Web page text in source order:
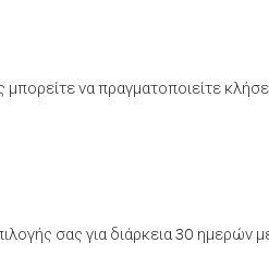
να πραγματοποιείτε
σας για διάρκεια 30 ημερών